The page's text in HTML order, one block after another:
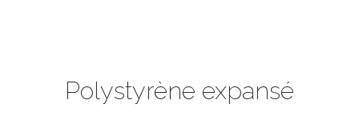
Polystyrène expansé